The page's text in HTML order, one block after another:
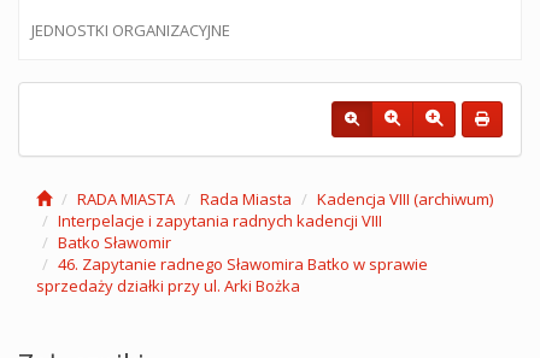
JEDNOSTKI ORGANIZACYJNE
RADA MIASTA Rada Miasta
Kadencja VIII (archiwum)
Interpelacje i zapytania radnych kadencji VIII
Batko Sławomir
46. Zapytanie radnego Sławomira Batko w sprawie
sprzedaży działki przy ul. Arki Bożka